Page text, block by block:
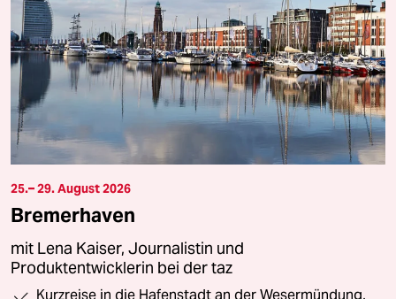
25.– 29. August 2026
Bremerhaven
mit Lena Kaiser, Journalistin und
Produktentwicklerin bei der taz
Kurzreise in die Hafenstadt an der Wesermündung,